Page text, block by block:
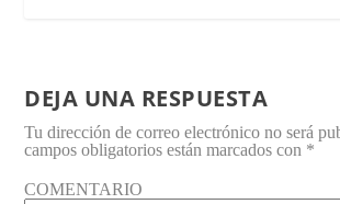
DEJA UNA RESPUESTA
Tu dirección de correo electrónico no será
campos obligatorios están marcados con *
COMENTARIO